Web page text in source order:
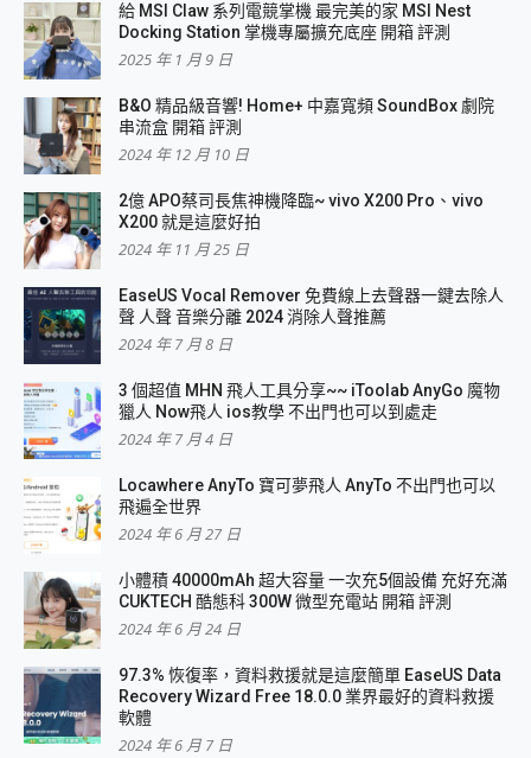
給 MSI Claw 系列電競掌機 最完美的家 MSI Nest
Docking Station 掌機專屬擴充底座 開箱 評測
2025 年 1 月 9 日
B&O 精品級音響! Home+ 中嘉寬頻 SoundBox 劇院
串流盒 開箱 評測
2024 年 12 月 10 日
2億 APO蔡司長焦神機降臨~ vivo X200 Pro、vivo
X200 就是這麼好拍
2024 年 11 月 25 日
EaseUS Vocal Remover 免費線上去聲器一鍵去除人
聲 人聲 音樂分離 2024 消除人聲推薦
2024 年 7 月 8 日
3 個超值 MHN 飛人工具分享~~ iToolab AnyGo 魔物
獵人 Now飛人 ios教學 不出門也可以到處走
2024 年 7 月 4 日
Locawhere AnyTo 寶可夢飛人 AnyTo 不出門也可以
飛遍全世界
2024 年 6 月 27 日
小體積 40000mAh 超大容量 一次充5個設備 充好充滿
CUKTECH 酷態科 300W 微型充電站 開箱 評測
2024 年 6 月 24 日
97.3% 恢復率，資料救援就是這麼簡單 EaseUS Data
Recovery Wizard Free 18.0.0 業界最好的資料救援
軟體
2024 年 6 月 7 日